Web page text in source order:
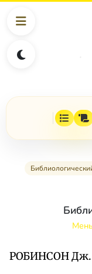
РОБИНСОН Дж.